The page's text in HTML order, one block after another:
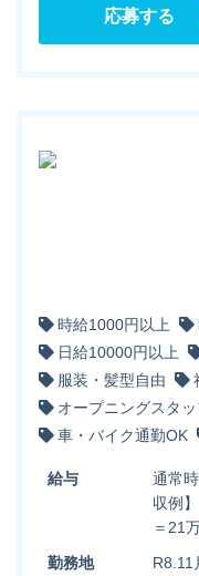
応募する
時給1000円以上
日給10000円以上
服装・髪型自由
オープニングスタッ
車・バイク通勤OK
給与
通常
収例
＝21
勤務地
R8.11